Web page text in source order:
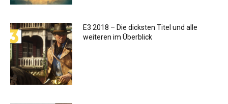
E3 2018 – Die dicksten Titel und alle
weiteren im Überblick